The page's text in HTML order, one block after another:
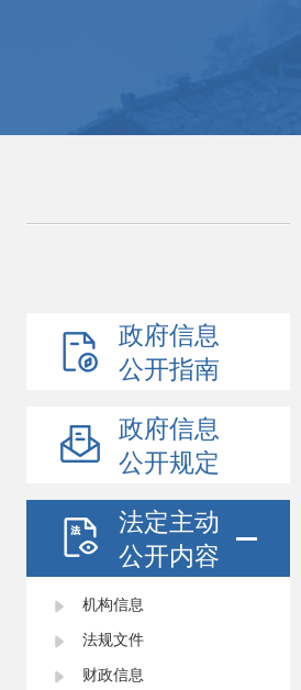
政府信息
公开指南
政府信息
公开规定
法定主动
公开内容
机构信息
法规文件
财政信息